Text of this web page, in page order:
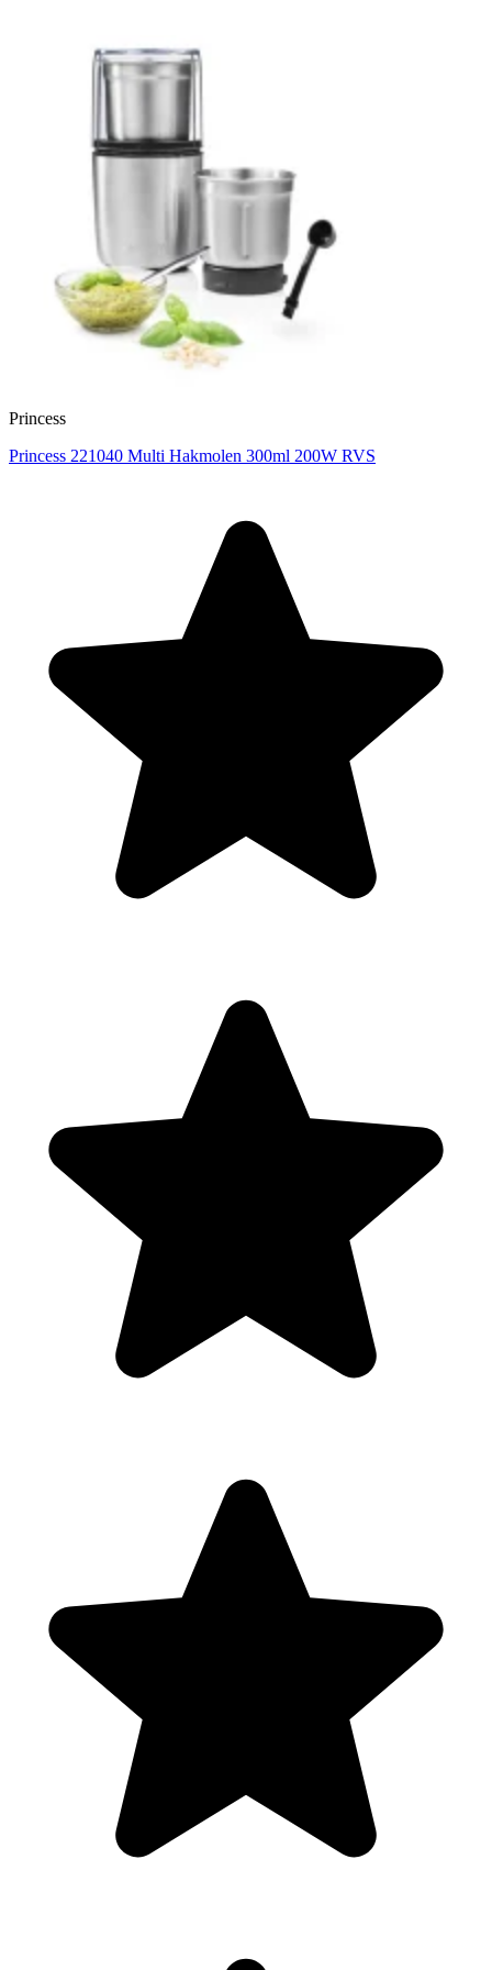
Princess
Princess 221040 Multi Hakmolen 300ml 200W RVS